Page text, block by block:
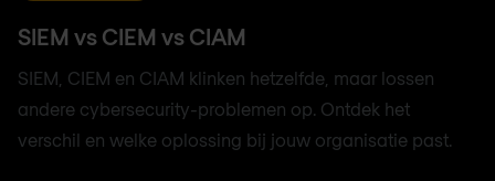
SIEM vs CIEM vs CIAM
SIEM, CIEM en CIAM klinken hetzelfde, maar lossen
andere cybersecurity-problemen op. Ontdek het
verschil en welke oplossing bij jouw organisatie past.